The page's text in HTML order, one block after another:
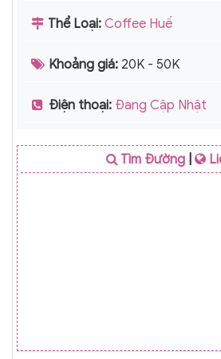
Thể Loại: Coffee Huế
Khoảng giá: 20K - 50K
Điện thoại: Đang Cập Nhật
Tìm Đường